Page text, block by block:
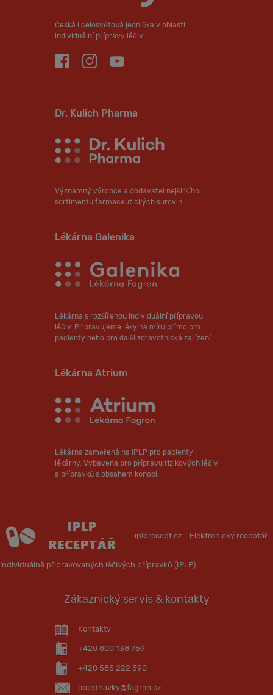
Česká i celosvětová jednička v oblasti
individuální přípravy léčiv.
Dr. Kulich Pharma
Významný výrobce a dodavatel nejširšího
sortimentu farmaceutických surovin.
Lékárna Galenika
Lékárna s rozšířenou individuální přípravou
léčiv. Připravujeme léky na míru přímo pro
pacienty nebo pro další zdravotnická zařízení.
Lékárna Atrium
Lékárna zaměřená na IPLP pro pacienty i
lékárny. Vybavena pro přípravu rizikových léčiv
a přípravků s obsahem konopí.
iplprecept.cz - Elektronický receptář
individuálně připravovaných léčivých přípravků (IPLP)
Zákaznický servis & kontakty
Kontakty
+420 800 138 759
+420 585 222 590
objednavky@fagron.cz